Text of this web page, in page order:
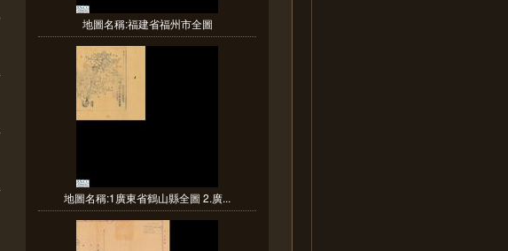
地圖名稱:福建省福州市全圖
地圖名稱:1廣東省鶴山縣全圖 2.廣...